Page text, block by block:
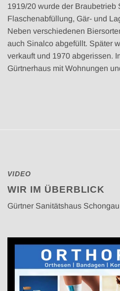
1919/20 wurde der Braubetrieb
Flaschenabfüllung, Gär- und
Neben verschiedenen
auch Sinalco abgefüllt. Später
verkauft und 1970 abgerissen.
Gürtnerhaus mit Wohnungen
VIDEO
WIR IM ÜBERBLICK
Gürtner Sanitätshaus Schongau